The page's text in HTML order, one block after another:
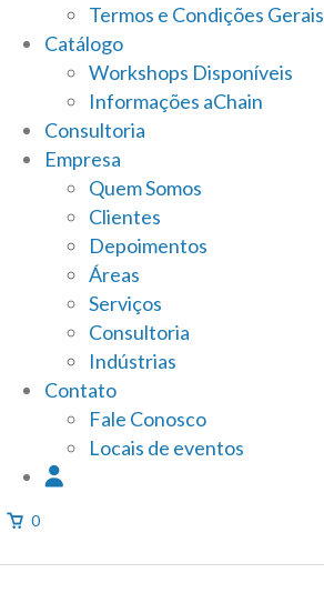
Termos e Condições Gerais
Catálogo
Workshops Disponíveis
Informações aChain
Consultoria
Empresa
Quem Somos
Clientes
Depoimentos
Áreas
Serviços
Consultoria
Indústrias
Contato
Fale Conosco
Locais de eventos
0